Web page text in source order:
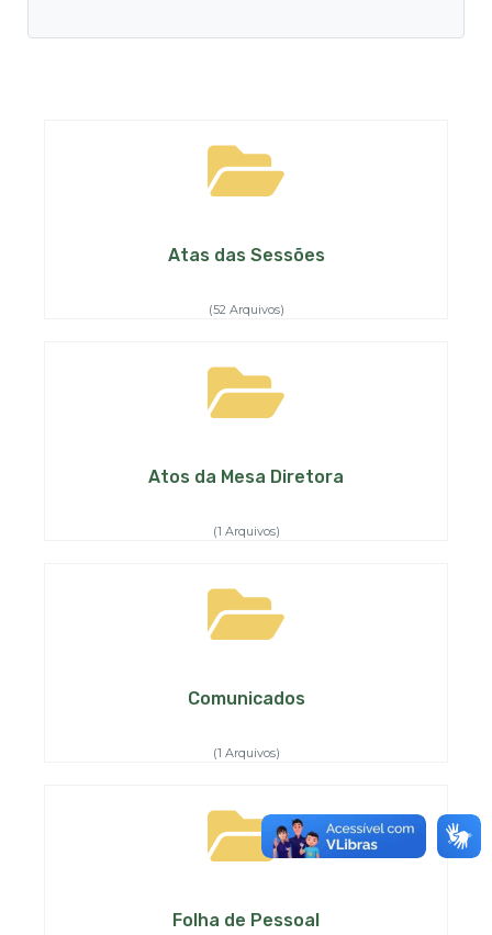
Atas das Sessões
(52 Arquivos)
Atos da Mesa Diretora
(1 Arquivos)
Comunicados
(1 Arquivos)
Folha de Pessoal